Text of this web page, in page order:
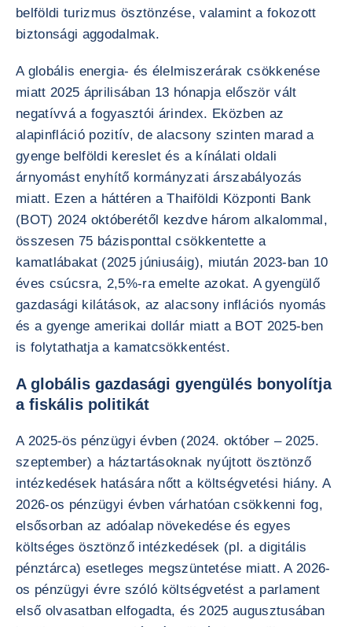
belföldi turizmus ösztönzése, valamint a fokozott
biztonsági aggodalmak.
A globális energia- és élelmiszerárak csökkenése
miatt 2025 áprilisában 13 hónapja először vált
negatívvá a fogyasztói árindex. Eközben az
alapinfláció pozitív, de alacsony szinten marad a
gyenge belföldi kereslet és a kínálati oldali
árnyomást enyhítő kormányzati árszabályozás
miatt. Ezen a háttéren a Thaiföldi Központi Bank
(BOT) 2024 októberétől kezdve három alkalommal,
összesen 75 bázisponttal csökkentette a
kamatlábakat (2025 júniusáig), miután 2023-ban 10
éves csúcsra, 2,5%-ra emelte azokat. A gyengülő
gazdasági kilátások, az alacsony inflációs nyomás
és a gyenge amerikai dollár miatt a BOT 2025-ben
is folytathatja a kamatcsökkentést.
A globális gazdasági gyengülés bonyolítja
a fiskális politikát
A 2025-ös pénzügyi évben (2024. október – 2025.
szeptember) a háztartásoknak nyújtott ösztönző
intézkedések hatására nőtt a költségvetési hiány. A
2026-os pénzügyi évben várhatóan csökkenni fog,
elsősorban az adóalap növekedése és egyes
költséges ösztönző intézkedések (pl. a digitális
pénztárca) esetleges megszüntetése miatt. A 2026-
os pénzügyi évre szóló költségvetést a parlament
első olvasatban elfogadta, és 2025 augusztusában